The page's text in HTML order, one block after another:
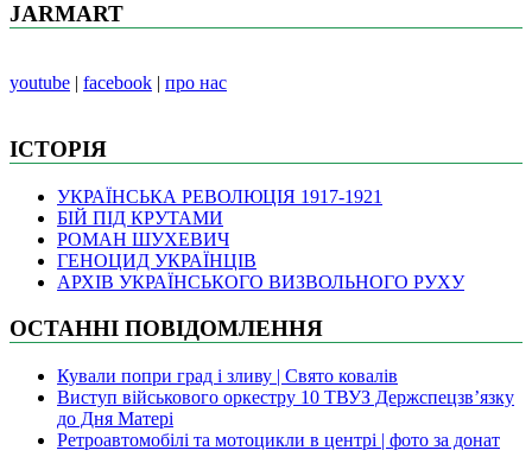
JARMART
youtube | facebook | про нас
ІСТОРІЯ
УКРАЇНСЬКА РЕВОЛЮЦІЯ 1917-1921
БІЙ ПІД КРУТАМИ
РОМАН ШУХЕВИЧ
ГЕНОЦИД УКРАЇНЦІВ
АРХІВ УКРАЇНСЬКОГО ВИЗВОЛЬНОГО РУХУ
ОСТАННІ ПОВІДОМЛЕННЯ
Кували попри град і зливу | Свято ковалів
Виступ військового оркестру 10 ТВУЗ Держспецзв’язку
до Дня Матері
Ретроавтомобілі та мотоцикли в центрі | фото за донат